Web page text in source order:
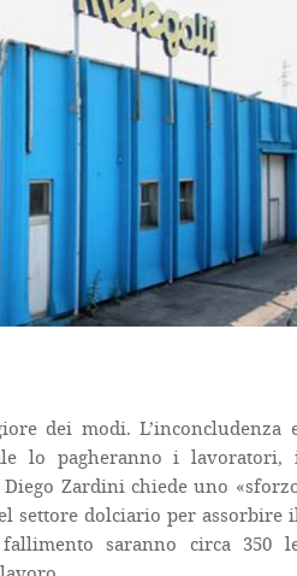
dei modi. L’inconcludenza
lo pagheranno i lavoratori,
Zardini chiede uno
settore dolciario per assorbire
saranno circa 350